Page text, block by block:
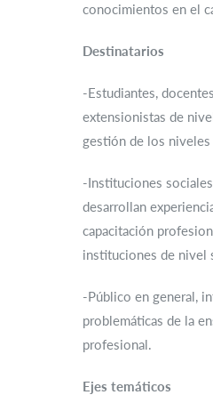
conocimientos en el
Destinatarios
-Estudiantes,
extensionistas de
gestión de los
-Instituciones
desarrollan
capacitación
instituciones de nivel
-Público en general,
problemáticas de la
profesional.
Ejes temáticos